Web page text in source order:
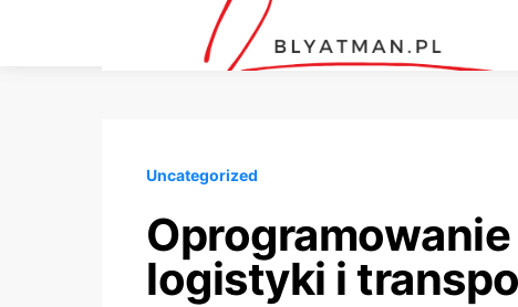
Uncategorized
logistyki i